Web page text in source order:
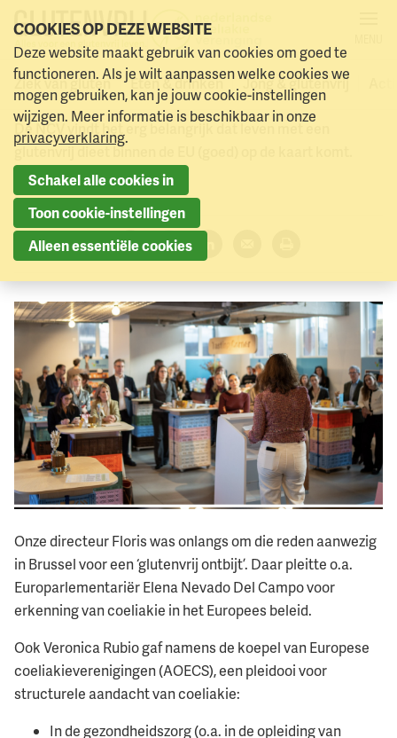
Naar menu Naar hoofdinhoud
Ziek van gluten Eten & drinken Jong & glutenvrij
Coeliakie op de kaart in
Europa
De NCV vindt het erg belangrijk dat leven met een
glutenvrij dieet binnen de EU (goed) op de kaart komt.
5 maart 2026
Deel dit artikel:
Onze directeur Floris was onlangs om die reden aanwezig
in Brussel voor een ‘glutenvrij ontbijt’. Daar pleitte o.a.
Europarlementariër Elena Nevado Del Campo voor
erkenning van coeliakie in het Europees beleid.
Ook Veronica Rubio gaf namens de koepel van Europese
coeliakieverenigingen (AOECS), een pleidooi voor
structurele aandacht van coeliakie:
In de gezondheidszorg (o.a. in de opleiding van
COOKIES OP DEZE WEBSITE
Deze website maakt gebruik van cookies om goed te
functioneren. Als je wilt aanpassen welke cookies we
mogen gebruiken, kan je jouw cookie-instellingen
wijzigen. Meer informatie is beschikbaar in onze
privacyverklaring.
Schakel alle cookies in
Toon cookie-instellingen
Alleen essentiële cookies